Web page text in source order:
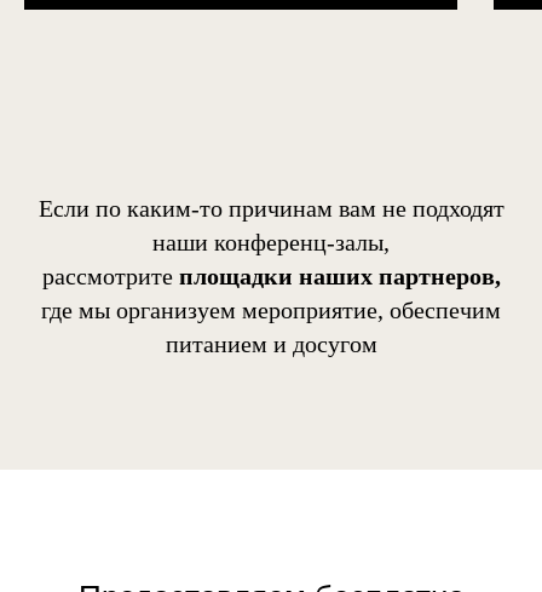
Если по каким-то причинам вам не подходят
наши конференц-залы,
рассмотрите площадки наших партнеров,
где мы организуем мероприятие, обеспечим
питанием и досугом